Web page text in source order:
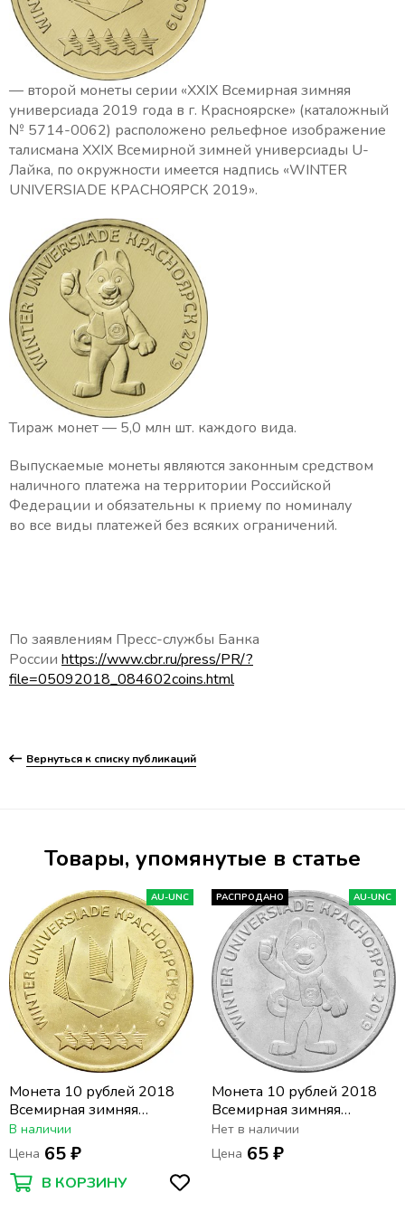
— второй монеты серии «ХХIХ Всемирная зимняя
универсиада 2019 года в г. Красноярске» (каталожный
№ 5714-0062) расположено рельефное изображение
талисмана XXIX Всемирной зимней универсиады U-
Лайка, по окружности имеется надпись «WINTER
UNIVERSIADE КРАСНОЯРСК 2019».
Тираж монет — 5,0 млн шт. каждого вида.
Выпускаемые монеты являются законным средством
наличного платежа на территории Российской
Федерации и обязательны к приему по номиналу
во все виды платежей без всяких ограничений.
По заявлениям Пресс-службы Банка
России https://www.cbr.ru/press/PR/?
file=05092018_084602coins.html
Вернуться к списку публикаций
Товары, упомянутые в статье
AU-UNC
Монета 10 рублей 2018
Всемирная зимняя
универсиада в
Красноярске 2019
«Логотип»
В наличии
Цена 65 ₽
В КОРЗИНУ
РАСПРОДАНО AU-UNC
Монета 10 рублей 2018
Всемирная зимняя
универсиада в
Красноярске 2019
«Талисман»
Нет в наличии
Цена 65 ₽